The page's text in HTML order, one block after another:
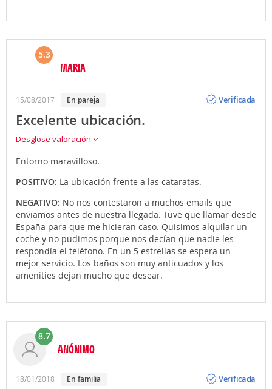
5.3
MARIA
15/08/2017 en pareja
Verificada
Excelente ubicación.
Desglose valoración
Entorno maravilloso.
POSITIVO: La ubicación frente a las cataratas.
NEGATIVO: No nos contestaron a muchos emails que
enviamos antes de nuestra llegada. Tuve que llamar desde
España para que me hicieran caso. Quisimos alquilar un
coche y no pudimos porque nos decían que nadie les
respondía el teléfono. En un 5 estrellas se espera un
mejor servicio. Los baños son muy anticuados y los
amenities dejan mucho que desear.
8.7
ANÓNIMO
18/01/2018 en familia
Verificada